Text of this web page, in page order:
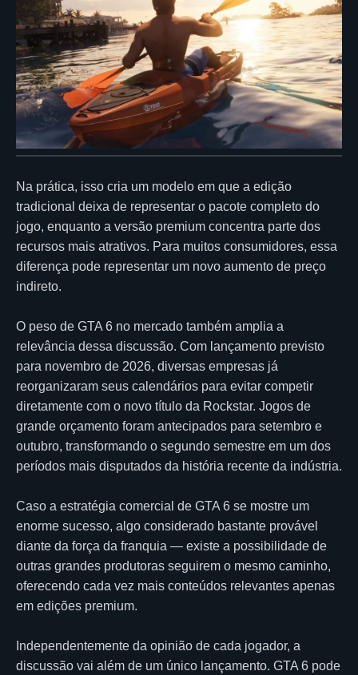
Na prática, isso cria um modelo em que a edição
tradicional deixa de representar o pacote completo do
jogo, enquanto a versão premium concentra parte dos
recursos mais atrativos. Para muitos consumidores, essa
diferença pode representar um novo aumento de preço
indireto.
O peso de GTA 6 no mercado também amplia a
relevância dessa discussão. Com lançamento previsto
para novembro de 2026, diversas empresas já
reorganizaram seus calendários para evitar competir
diretamente com o novo título da Rockstar. Jogos de
grande orçamento foram antecipados para setembro e
outubro, transformando o segundo semestre em um dos
períodos mais disputados da história recente da indústria.
Caso a estratégia comercial de GTA 6 se mostre um
enorme sucesso, algo considerado bastante provável
diante da força da franquia — existe a possibilidade de
outras grandes produtoras seguirem o mesmo caminho,
oferecendo cada vez mais conteúdos relevantes apenas
em edições premium.
Independentemente da opinião de cada jogador, a
discussão vai além de um único lançamento. GTA 6 pode